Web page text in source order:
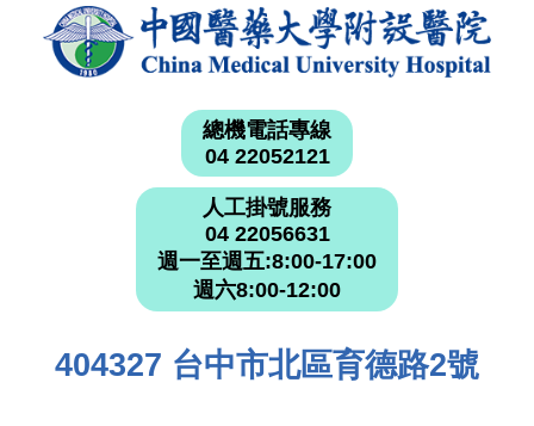
總機電話專線
04 22052121
人工掛號服務
04 22056631
週一至週五:8:00-17:00
週六8:00-12:00
404327 台中市北區育德路2號